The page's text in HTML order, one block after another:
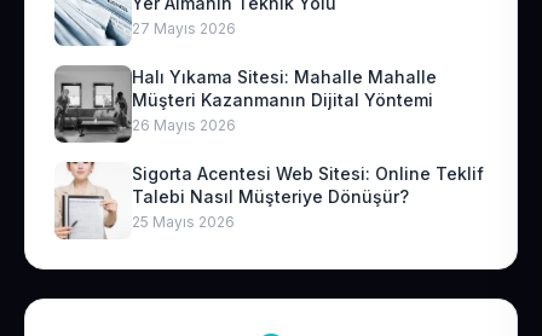
27 Mayıs 2026
Halı Yıkama Sitesi: Mahalle Mahalle
Müşteri Kazanmanın Dijital Yöntemi
26 Mayıs 2026
Sigorta Acentesi Web Sitesi: Online Teklif
Talebi Nasıl Müşteriye Dönüşür?
25 Mayıs 2026